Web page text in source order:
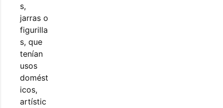
s,
jarras o
figurilla
s, que
tenían
usos
domést
icos,
artístic